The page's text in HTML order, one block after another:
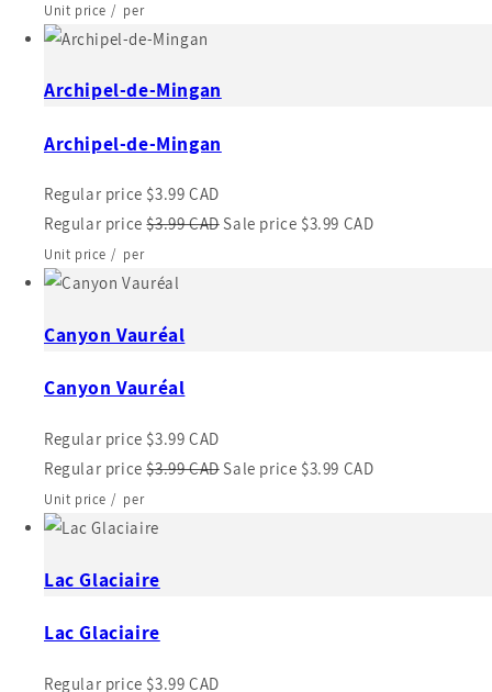
Unit price / per
Archipel-de-Mingan
Archipel-de-Mingan
Regular price $3.99 CAD
Regular price $3.99 CADSale price $3.99 CAD
Unit price / per
Canyon Vauréal
Canyon Vauréal
Regular price $3.99 CAD
Regular price $3.99 CADSale price $3.99 CAD
Unit price / per
Lac Glaciaire
Lac Glaciaire
Regular price $3.99 CAD